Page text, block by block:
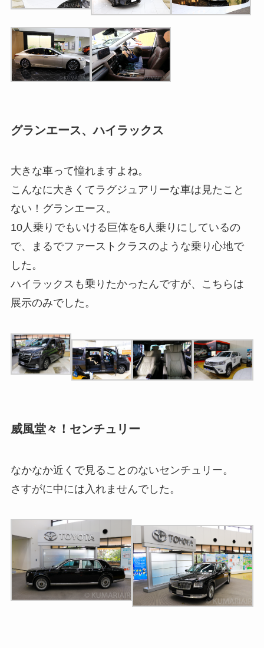
グランエース、ハイラックス
大きな車って憧れますよね。
こんなに大きくてラグジュアリーな車は見たこと
ない！グランエース。
10人乗りでもいける巨体を6人乗りにしているの
で、まるでファーストクラスのような乗り心地で
した。
ハイラックスも乗りたかったんですが、こちらは
展示のみでした。
威風堂々！センチュリー
なかなか近くで見ることのないセンチュリー。
さすがに中には入れませんでした。